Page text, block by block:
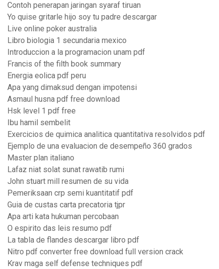
Contoh penerapan jaringan syaraf tiruan
Yo quise gritarle hijo soy tu padre descargar
Live online poker australia
Libro biologia 1 secundaria mexico
Introduccion a la programacion unam pdf
Francis of the filth book summary
Energia eolica pdf peru
Apa yang dimaksud dengan impotensi
Asmaul husna pdf free download
Hsk level 1 pdf free
Ibu hamil sembelit
Exercicios de quimica analitica quantitativa resolvidos pdf
Ejemplo de una evaluacion de desempeño 360 grados
Master plan italiano
Lafaz niat solat sunat rawatib rumi
John stuart mill resumen de su vida
Pemeriksaan crp semi kuantitatif pdf
Guia de custas carta precatoria tjpr
Apa arti kata hukuman percobaan
O espirito das leis resumo pdf
La tabla de flandes descargar libro pdf
Nitro pdf converter free download full version crack
Krav maga self defense techniques pdf